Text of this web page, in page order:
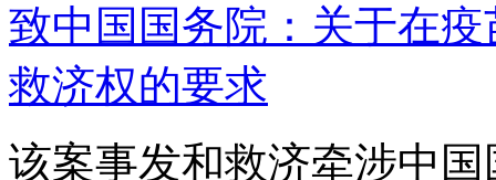
致中国国务院：关于在
救济权的要求
该案事发和救济牵涉中